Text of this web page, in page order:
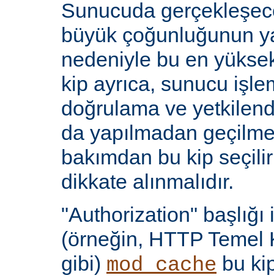
Sunucuda
büyük çoğunluğunun
nedeniyle bu en
kip ayrıca, sunucu
doğrulama ve
da yapılmadan
bakımdan bu kip
dikkate alınmalıdır.
"Authorization"
(örneğin, HTTP Temel
gibi) mod_cache bu